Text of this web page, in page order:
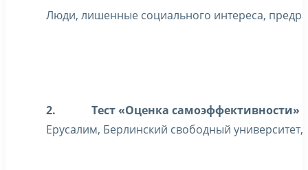
Люди, лишенные социального интереса,
2. Тест «Оценка самоэффективности»
Ерусалим, Берлинский свободный университет,